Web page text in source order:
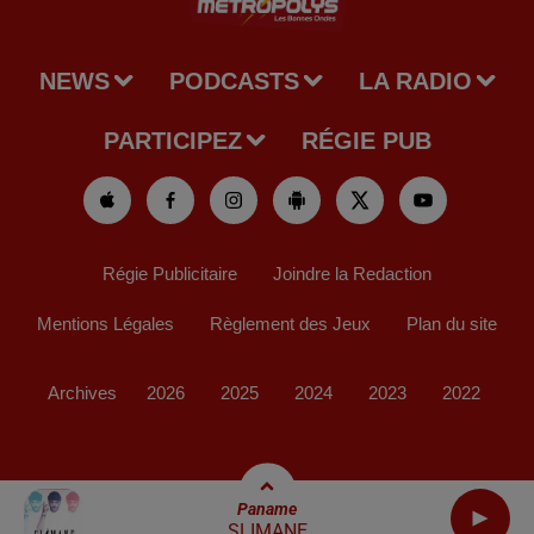
Paname
NEWS PODCASTS LA RADIO
PARTICIPEZ RÉGIE PUB
Régie Publicitaire Joindre la Redaction
Mentions Légales Règlement des Jeux Plan du site
Archives 2026 2025 2024 2023 2022